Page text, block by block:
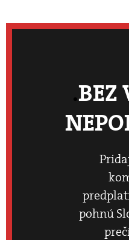
BEZ
pohnú